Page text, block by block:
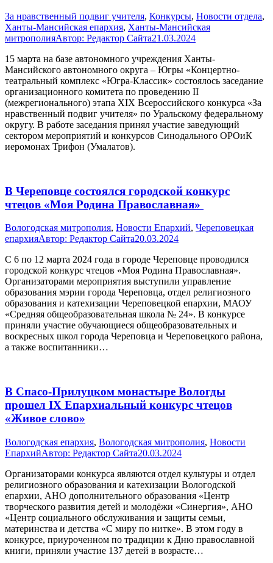
За нравственный подвиг учителя, Конкурсы, Новости отдела,
Ханты-Мансийская епархия, Ханты-Мансийская
митрополияАвтор: Редактор Сайта21.03.2024
15 марта на базе автономного учреждения Ханты-
Мансийского автономного округа – Югры «Концертно-
театральный комплекс «Югра-Классик» состоялось заседание
организационного комитета по проведению II
(межрегионального) этапа XIX Всероссийского конкурса «За
нравственный подвиг учителя» по Уральскому федеральному
округу. В работе заседания принял участие заведующий
сектором мероприятий и конкурсов Синодального ОРОиК
иеромонах Трифон (Умалатов).
В Череповце состоялся городской конкурс
чтецов «Моя Родина Православная»
Вологодская митрополия, Новости Епархий, Череповецкая
епархияАвтор: Редактор Сайта20.03.2024
С 6 по 12 марта 2024 года в городе Череповце проводился
городской конкурс чтецов «Моя Родина Православная».
Организаторами мероприятия выступили управление
образования мэрии города Череповца, отдел религиозного
образования и катехизации Череповецкой епархии, МАОУ
«Средняя общеобразовательная школа № 24». В конкурсе
приняли участие обучающиеся общеобразовательных и
воскресных школ города Череповца и Череповецкого района,
а также воспитанники…
В Спасо-Прилуцком монастыре Вологды
прошел IХ Епархиальный конкурс чтецов
«Живое слово»
Вологодская епархия, Вологодская митрополия, Новости
ЕпархийАвтор: Редактор Сайта20.03.2024
Организаторами конкурса являются отдел культуры и отдел
религиозного образования и катехизации Вологодской
епархии, АНО дополнительного образования «Центр
творческого развития детей и молодёжи «Синергия», АНО
«Центр социального обслуживания и защиты семьи,
материнства и детства «С миру по нитке». В этом году в
конкурсе, приуроченном по традиции к Дню православной
книги, приняли участие 137 детей в возрасте…